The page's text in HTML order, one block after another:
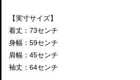
【実寸サイズ】
着丈：73センチ
身幅：59センチ
肩幅：45センチ
袖丈：64センチ